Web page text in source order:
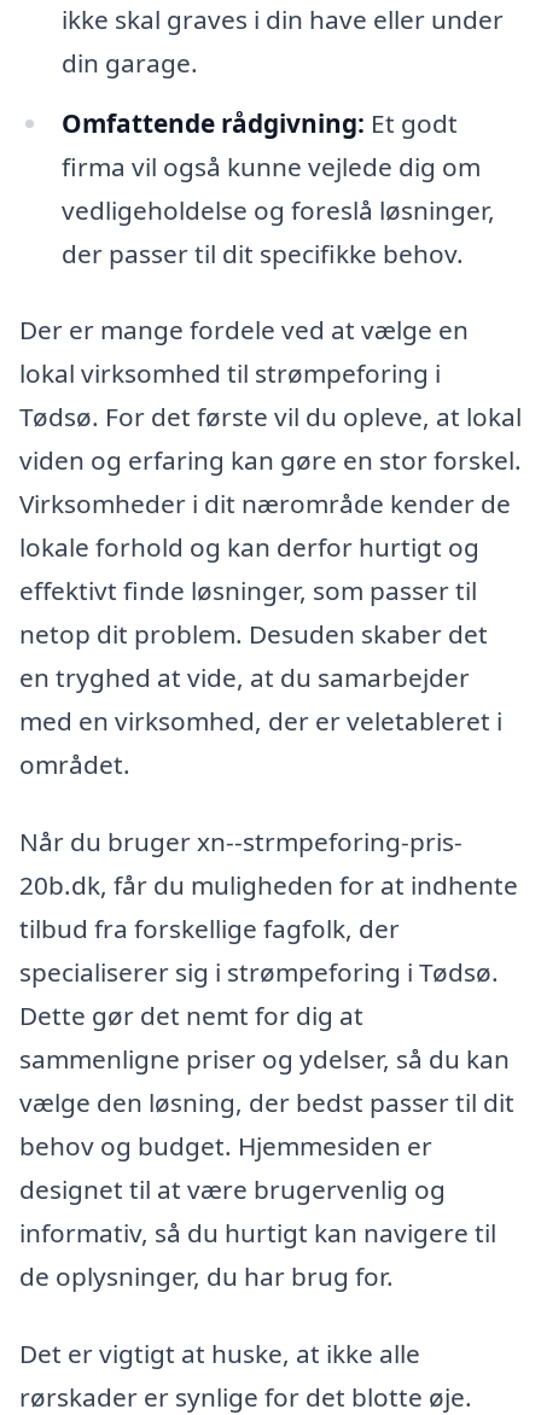
ikke skal graves i din have eller under
din garage.
Omfattende rådgivning: Et godt
firma vil også kunne vejlede dig om
vedligeholdelse og foreslå løsninger,
der passer til dit specifikke behov.
Der er mange fordele ved at vælge en
lokal virksomhed til strømpeforing i
Tødsø. For det første vil du opleve, at lokal
viden og erfaring kan gøre en stor forskel.
Virksomheder i dit nærområde kender de
lokale forhold og kan derfor hurtigt og
effektivt finde løsninger, som passer til
netop dit problem. Desuden skaber det
en tryghed at vide, at du samarbejder
med en virksomhed, der er veletableret i
området.
Når du bruger xn--strmpeforing-pris-
20b.dk, får du muligheden for at indhente
tilbud fra forskellige fagfolk, der
specialiserer sig i strømpeforing i Tødsø.
Dette gør det nemt for dig at
sammenligne priser og ydelser, så du kan
vælge den løsning, der bedst passer til dit
behov og budget. Hjemmesiden er
designet til at være brugervenlig og
informativ, så du hurtigt kan navigere til
de oplysninger, du har brug for.
Det er vigtigt at huske, at ikke alle
rørskader er synlige for det blotte øje.